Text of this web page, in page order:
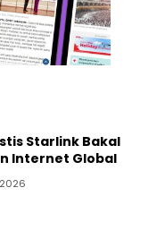
Starlink Bakal
Internet Global